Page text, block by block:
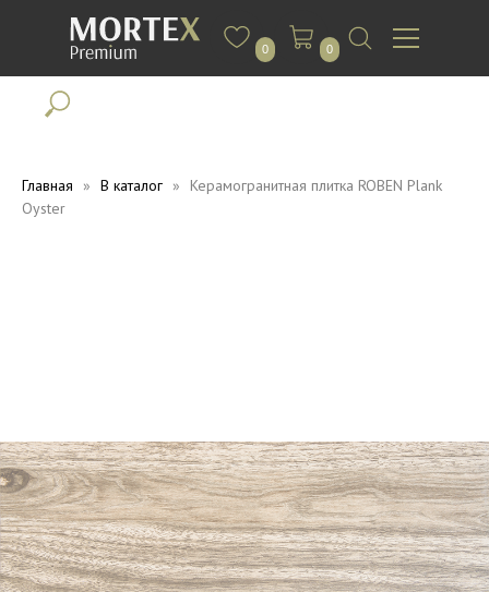
0 0
Главная В каталог
Керамогранитная плитка ROBEN Plank
Oyster